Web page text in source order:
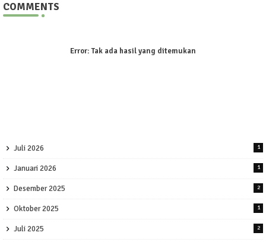
COMMENTS
Error:Tak ada hasil yang ditemukan
Juli 2026 1
Januari 2026 1
Desember 2025 2
Oktober 2025 1
Juli 2025 2